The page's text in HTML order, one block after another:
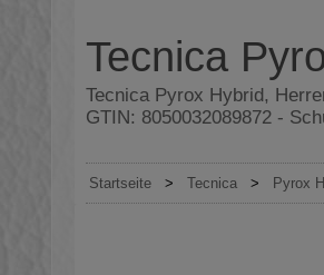
Tecnica
Tecnica Pyrox Hybrid,
GTIN: 8050032089872 -
Startseite > Tecnica > Pyrox